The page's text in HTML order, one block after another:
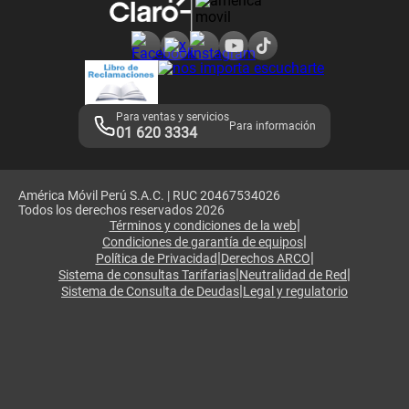
Adquirientes iPhone 6, 6S y SE
Mensaje de Seguridad
Términos y Condiciones de Tienda Claro
Libro de Reclamaciones
Legales de marketplace
Para ventas y servicios
01 620 3334 Para información
América Móvil Perú S.A.C. | RUC 20467534026
Todos los derechos reservados 2026
Términos y condiciones de la web|
Condiciones de garantía de equipos|
Política de Privacidad|Derechos ARCO|
Sistema de consultas Tarifarias|Neutralidad de Red|
Sistema de Consulta de Deudas|Legal y regulatorio